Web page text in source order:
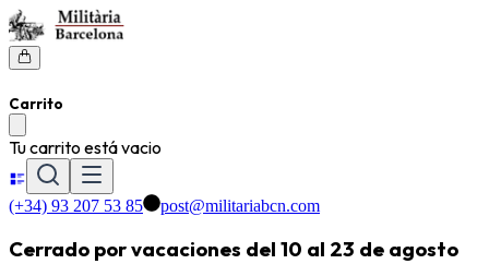
Carrito
Tu carrito está vacio
(+34) 93 207 53 85 post@militariabcn.com
Cerrado por vacaciones del 10 al 23 de agosto